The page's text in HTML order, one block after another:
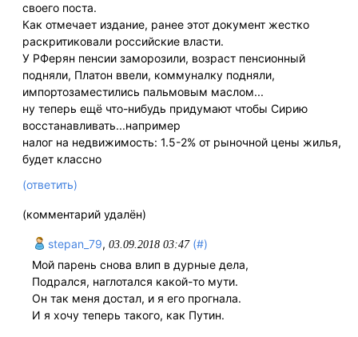
своего поста.
Как отмечает издание, ранее этот документ жестко
раскритиковали российские власти.
У РФерян пенсии заморозили, возраст пенсионный
подняли, Платон ввели, коммуналку подняли,
импортозаместились пальмовым маслом...
ну теперь ещё что-нибудь придумают чтобы Сирию
восстанавливать...например
налог на недвижимость: 1.5-2% от рыночной цены жилья,
будет классно
(ответить)
(комментарий удалён)
stepan_79, 03.09.2018 03:47 (#)
Мой парень снова влип в дурные дела,
Подрался, наглотался какой-то мути.
Он так меня достал, и я его прогнала.
И я хочу теперь такого, как Путин.